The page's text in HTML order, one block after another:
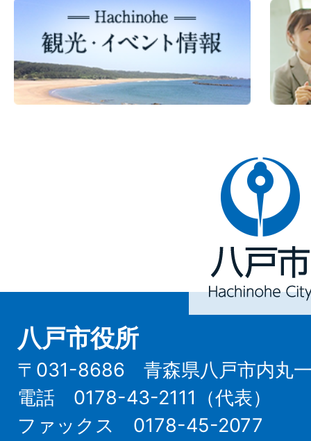
八
戸
Hachinohe
City
八戸市役所
〒031-8686 青森県八戸市内丸一
電話 0178-43-2111（代表）
ファックス 0178-45-2077